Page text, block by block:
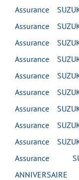
Assurance
Assurance
Assurance
Assurance
Assurance
Assurance
Assurance
Assurance
Assurance
Assurance
ANNIVERSAIRE